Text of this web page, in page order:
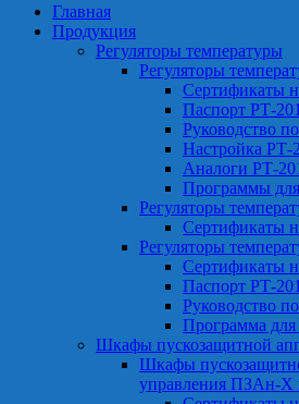
Главная
Продукция
Регуляторы температуры
Регуляторы
Сертификаты
Паспорт РТ-
Руководство
Настройка РТ-
Аналоги РТ-
Программы
Регуляторы
Сертификаты
Регуляторы
Сертификаты
Паспорт РТ-
Руководство
Программа
Шкафы пускозащитной
Шкафы
управления ПЗАн-Х